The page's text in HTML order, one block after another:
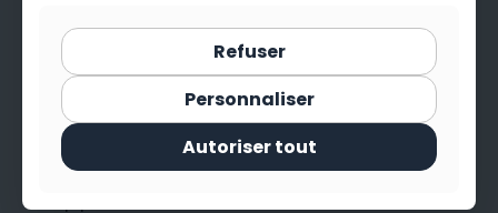
Création de Blog
Création de boutique Shopify
Création de contenu
Création de fiches produits ecommerce
Création de pages satellites
Creative Studio
Développements modules Wordpress
Refuser
Personnaliser
Autoriser tout